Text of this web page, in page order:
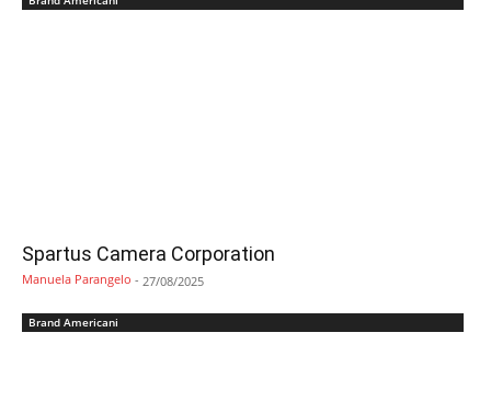
Spartus Camera Corporation
Manuela Parangelo - 27/08/2025
Brand Americani